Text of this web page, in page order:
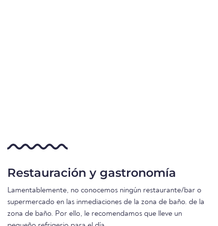
Restauración y gastronomía
Lamentablemente, no conocemos ningún restaurante/bar o
supermercado en las inmediaciones de la zona de baño. de la
zona de baño. Por ello, le recomendamos que lleve un